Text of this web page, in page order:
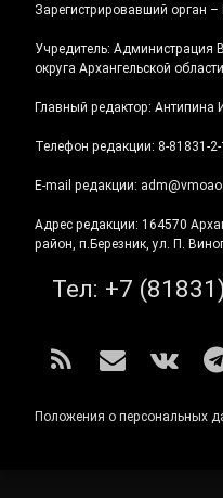
Зарегистрировавший орган
Учредитель: Администрация
округа Архангельской области
Главный редактор: Антипина
Телефон редакции: 8-81831-2-
E-mail редакции:
Адрес редакции: 164570
район, п.Березник, ул. П.
Тел: +7
RSS E-mail
Положения о персональных